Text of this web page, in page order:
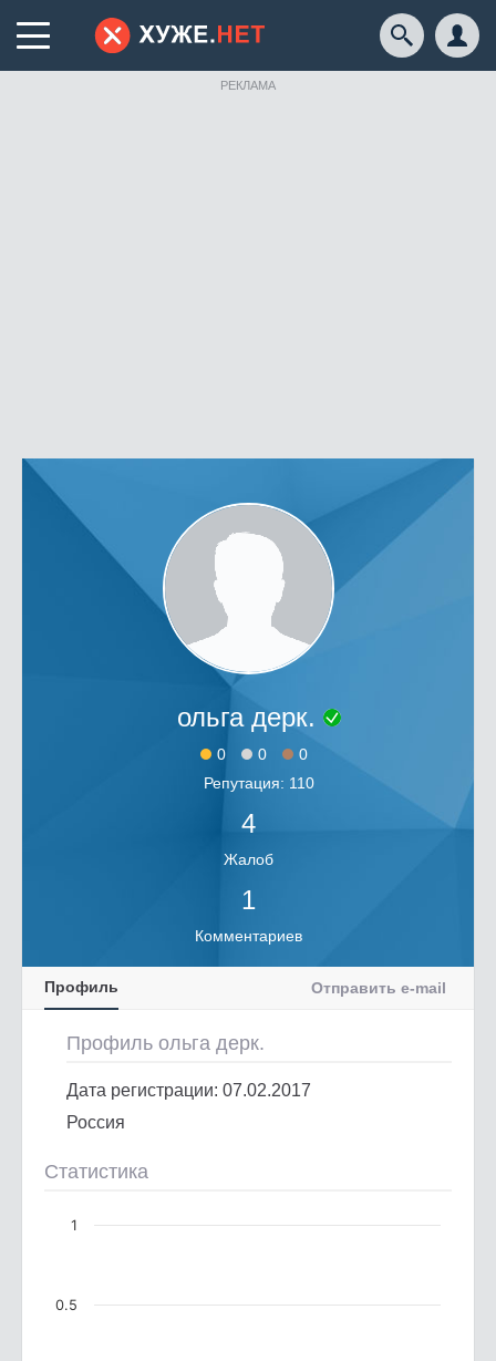
РЕКЛАМА
ольга дерк.
0 0
0
Репутация: 110
4
Жалоб
1
Комментариев
Профиль Отправить e-mail
Профиль ольга дерк.
Дата регистрации: 07.02.2017
Россия
Статистика
0.5
1